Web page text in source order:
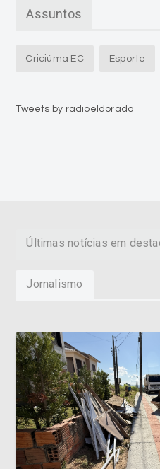
Assuntos
Criciúma EC Esporte
Tweets by radioeldorado
Últimas notícias em
Jornalismo